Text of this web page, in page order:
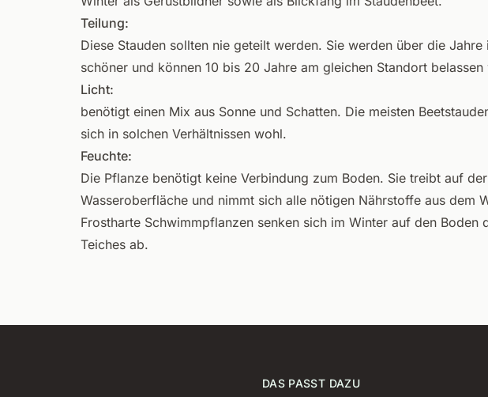
Teilung:
Diese Stauden sollten nie geteilt werden. Sie werden über die Jahre
schöner und können 10 bis 20 Jahre am gleichen Standort belassen
Licht:
benötigt einen Mix aus Sonne und Schatten. Die meisten
sich in solchen Verhältnissen wohl.
Feuchte:
Die Pflanze benötigt keine Verbindung zum Boden. Sie treibt auf der
Wasseroberfläche und nimmt sich alle nötigen Nährstoffe aus dem
Frostharte Schwimmpflanzen senken sich im Winter auf den Boden
Teiches ab.
DAS PASST DAZU